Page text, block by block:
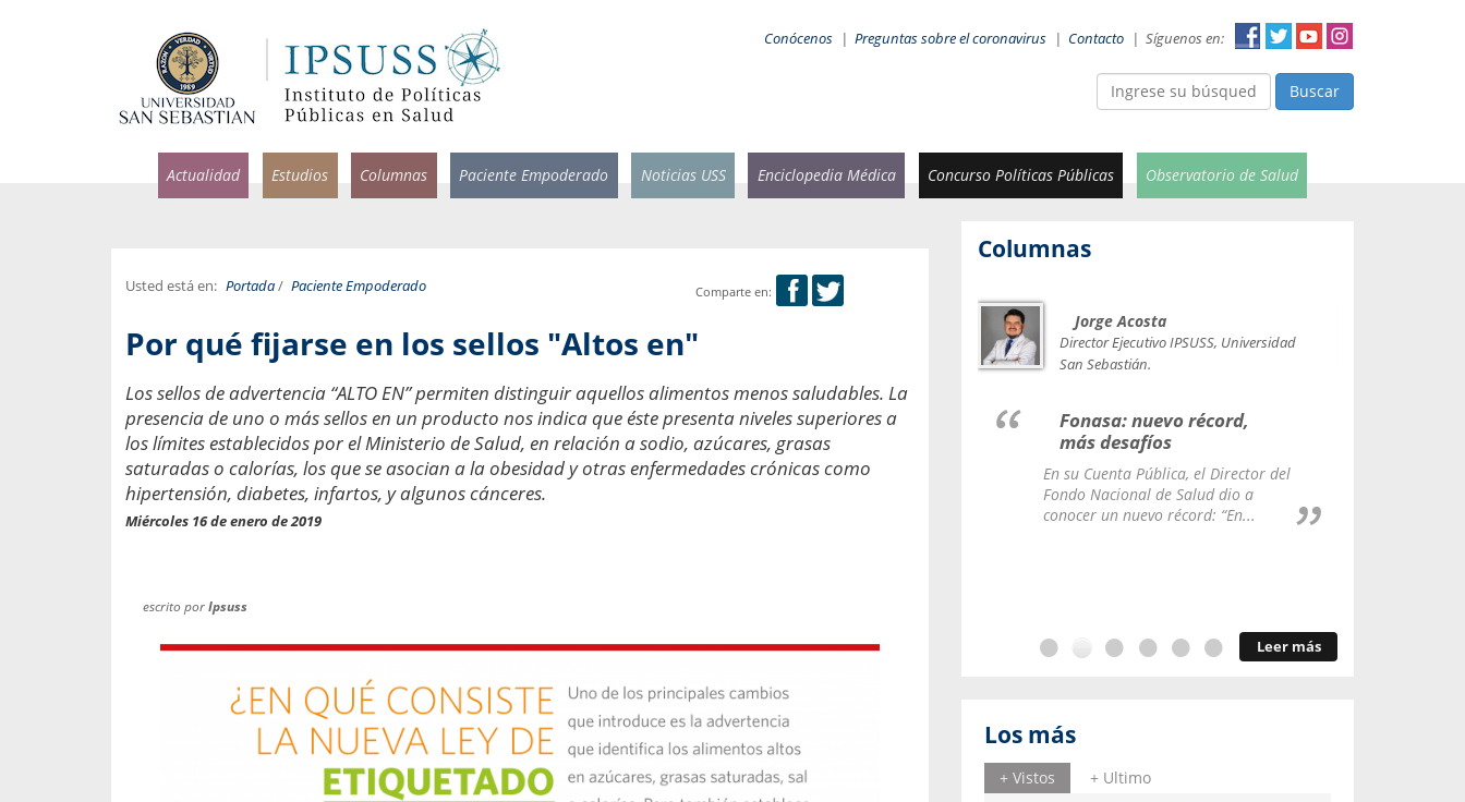
Conócenos | Preguntas sobre el coronavirus | Contacto | Síguenos en:
Buscar
Actualidad Estudios Columnas Paciente Empoderado Noticias USS Enciclopedia Médica Concurso Políticas Públicas Observatorio de Salud
Comparte en:
Usted está en: Portada/ Paciente Empoderado
Por qué fijarse en los sellos "Altos en"
Los sellos de advertencia “ALTO EN” permiten distinguir aquellos alimentos menos saludables. La
presencia de uno o más sellos en un producto nos indica que éste presenta niveles superiores a
los límites establecidos por el Ministerio de Salud, en relación a sodio, azúcares, grasas
saturadas o calorías, los que se asocian a la obesidad y otras enfermedades crónicas como
hipertensión, diabetes, infartos, y algunos cánceres.
Miércoles 16 de enero de 2019
escrito porIpsuss
Columnas
médicas y
por incapacidad
entregados por la
sobre viajes al extranjero
Infectólogo y profesor asistente de
Pandemias del mañana
Usamos la palabra pandemia cuando
una enfermedad contagiosa se
propaga a un gran número de...
Decana facultad de Odontología,
¿Cuándo será urgente la
salud bucal?
En Chile, nadie muere de caries ni de
Jorge Acosta
Director Ejecutivo IPSUSS, Universidad
San Sebastián.
Fonasa: nuevo récord,
más desafíos
En su Cuenta Pública, el Director del
Fondo Nacional de Salud dio a
conocer un nuevo récord: “En...
Leer más
Los más
+ Vistos
+ Ultimo